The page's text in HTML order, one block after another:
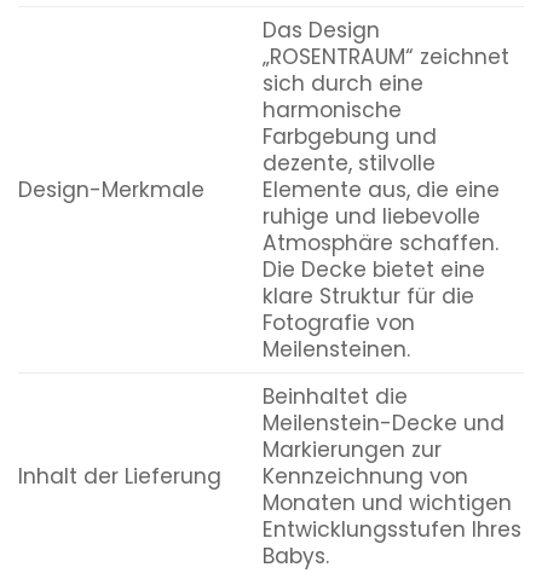
Design-Merkmale
Das Design
„ROSENTRAUM“ zeichnet
sich durch eine
harmonische
Farbgebung und
dezente, stilvolle
Elemente aus, die eine
ruhige und liebevolle
Atmosphäre schaffen.
Die Decke bietet eine
klare Struktur für die
Fotografie von
Meilensteinen.
Inhalt der Lieferung
Beinhaltet die
Meilenstein-Decke und
Markierungen zur
Kennzeichnung von
Monaten und wichtigen
Entwicklungsstufen Ihres
Babys.